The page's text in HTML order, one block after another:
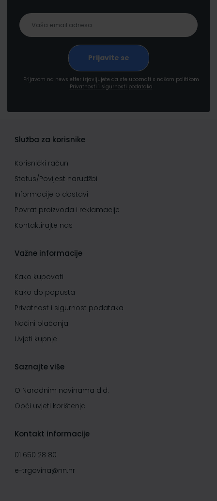
Prijavom na newsletter izjavljujete da ste upoznati s našom politikom
Privatnosti i sigurnosti podataka
Služba za korisnike
Korisnički račun
Status/Povijest narudžbi
Informacije o dostavi
Povrat proizvoda i reklamacije
Kontaktirajte nas
Važne informacije
Kako kupovati
Kako do popusta
Privatnost i sigurnost podataka
Načini plaćanja
Uvjeti kupnje
Saznajte više
O Narodnim novinama d.d.
Opći uvjeti korištenja
Kontakt informacije
01 650 28 80
e-trgovina@nn.hr